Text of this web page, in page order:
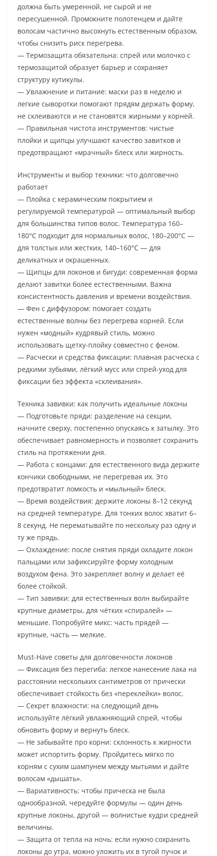
должна быть умеренной, не сырой и не
пересушенной. Промокните полотенцем и дайте
волосам частично высохнуть естественным образом,
чтобы снизить риск перегрева.
— Термозащита обязательна: спрей или молочко с
термозащитой образует барьер и сохраняет
структуру кутикулы.
— Увлажнение и питание: маски раз в неделю и
легкие сыворотки помогают прядям держать форму,
не склеиваются и не становятся жирными у корней.
— Правильная чистота инструментов: чистые
плойки и щипцы улучшают качество завитков и
предотвращают «мрачный» блеск или жирность.
Инструменты и выбор техники: что долговечно
работает
— Плойка с керамическим покрытием и
регулируемой температурой — оптимальный выбор
для большинства типов волос. Температура 160–
180°C подходит для нормальных волос, 180–200°C —
для толстых или жестких, 140–160°C — для
деликатных и окрашенных.
— Щипцы для локонов и бигуди: современная форма
делают завитки более естественными. Важна
консистентность давления и времени воздействия.
— Фен с диффузором: помогает создать
естественные волны без перегрева корней. Если
нужен «модный» кудрявый стиль, можно
использовать щетку-плойку совместно с феном.
— Расчески и средства фиксации: плавная расческа с
редкими зубьями, лёгкий мусс или спрей-уход для
фиксации без эффекта «склеивания».
Техника завивки: как получить идеальные локоны
— Подготовьте пряди: разделение на секции,
начните сверху, постепенно опускаясь к затылку. Это
обеспечивает равномерность и позволяет сохранить
стиль на протяжении дня.
— Работа с концами: для естественного вида держите
кончики свободными, не перегревая их. Это
предотвратит ломкость и «мыльный» блеск.
— Время воздействия: держите локоны 8–12 секунд
на средней температуре. Для тонких волос хватит 6–
8 секунд. Не перематывайте по нескольку раз одну и
ту же прядь.
— Охлаждение: после снятия пряди охладите локон
пальцами или зафиксируйте форму холодным
воздухом фена. Это закрепляет волну и делает её
более стойкой.
— Тип завивки: для естественных волн выбирайте
крупные диаметры, для чётких «спиралей» —
меньшие. Попробуйте микс: часть прядей —
крупные, часть — мелкие.
Must-Have советы для долговечности локонов
— Фиксация без перегиба: легкое нанесение лака на
расстоянии нескольких сантиметров от прически
обеспечивает стойкость без «переклейки» волос.
— Секрет влажности: на следующий день
используйте лёгкий увлажняющий спрей, чтобы
обновить форму и вернуть блеск.
— Не забывайте про корни: склонность к жирности
может испортить форму. Пройдитесь мягко по
корням с сухим шампунем между мытьями и дайте
волосам «дышать».
— Вариативность: чтобы прическа не была
однообразной, чередуйте формулы — один день
крупные локоны, другой — волнистые кудри средней
величины.
— Защита от тепла на ночь: если нужно сохранить
локоны до утра, можно уложить их в тугой пучок и